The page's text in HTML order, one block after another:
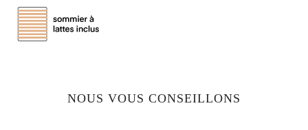
NOUS VOUS CONSEILLONS